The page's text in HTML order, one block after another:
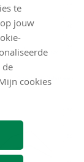
te
jouw
de
cookies